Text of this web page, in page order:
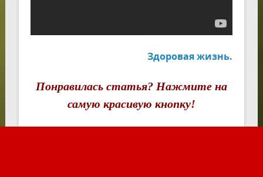
Здоровая жизнь.
Понравилась статья? Нажмите на
самую красивую кнопку!